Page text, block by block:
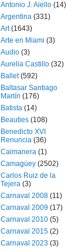
Antonio J. Aiello (14)
Argentina (331)
Art (1643)
Arte en Miami (3)
Audio (3)
Aurelia Castillo (32)
Ballet (592)
Baltasar Santiago
Martín (176)
Batista (14)
Beauties (108)
Benedicto XVI
Renuncia (36)
Caimanera (1)
Camagüey (2502)
Carlos Ruiz de la
Tejera (3)
Carnaval 2008 (11)
Carnaval 2009 (17)
Carnaval 2010 (5)
Carnaval 2015 (2)
Carnaval 2023 (3)